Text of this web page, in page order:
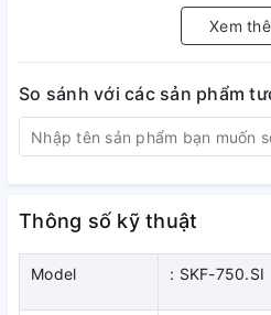
Thiết kế hiện đại,
Xem
So sánh với các sản phẩm
Thông số kỹ thuật
Model : SKF-750.SI